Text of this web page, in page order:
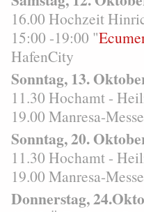
16.00 Hochzeit
15:00 -19:00 "
HafenCity
Sonntag, 13.
11.30 Hochamt -
19.00 Manresa-
Sonntag, 20.
11.30 Hochamt -
19.00 Manresa-
Donnerstag,